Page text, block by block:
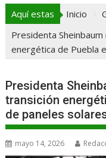
Aquí estas Inicio
Presidenta
energética de Puebla
Presidenta
transición
de paneles
mayo 14, 2026